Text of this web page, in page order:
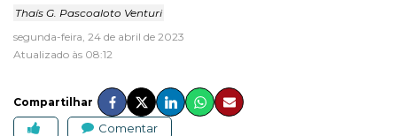
Thaís G. Pascoaloto Venturi
segunda-feira, 24 de abril de 2023
Atualizado às 08:12
Compartilhar
Comentar